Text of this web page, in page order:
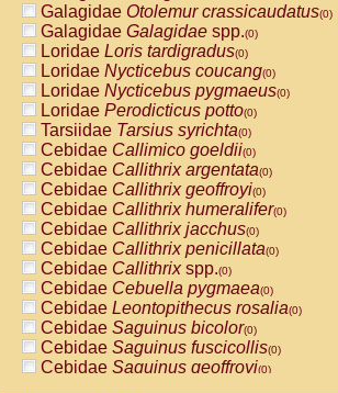
Galagidae Otolemur crassicaudatus(0)
Galagidae Galagidae spp.(0)
Loridae Loris tardigradus(0)
Loridae Nycticebus coucang(0)
Loridae Nycticebus pygmaeus(0)
Loridae Perodicticus potto(0)
Tarsiidae Tarsius syrichta(0)
Cebidae Callimico goeldii(0)
Cebidae Callithrix argentata(0)
Cebidae Callithrix geoffroyi(0)
Cebidae Callithrix humeralifer(0)
Cebidae Callithrix jacchus(0)
Cebidae Callithrix penicillata(0)
Cebidae Callithrixspp.(0)
Cebidae Cebuella pygmaea(0)
Cebidae Leontopithecus rosalia(0)
Cebidae Saguinus bicolor(0)
Cebidae Saguinus fuscicollis(0)
Cebidae Saguinus geoffroyi(0)